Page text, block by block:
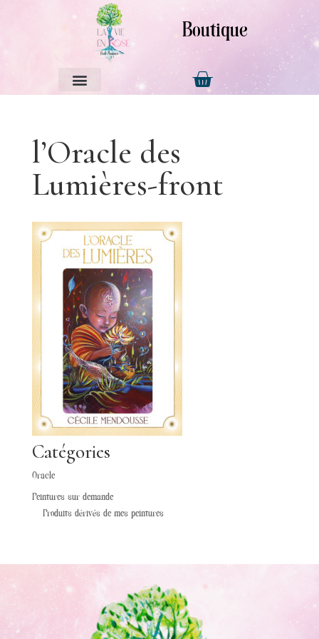
Boutique
l’Oracle des
Lumières-front
Catégories
Oracle
Peintures sur demande
Produits dérivés de mes peintures